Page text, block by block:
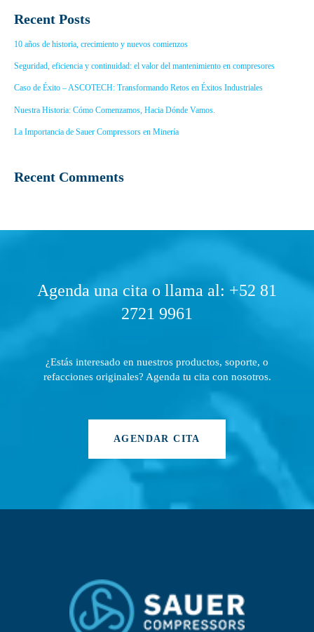
Recent Posts
10 años de historia, crecimiento y nuevos comienzos
Seguridad, eficiencia y continuidad: el valor del mantenimiento en compresores
Caso de Éxito – ASCOTECH: Transformando Retos en Éxitos Industriales
Nuestra Historia: Cómo Comenzamos, Hacia Dónde Vamos.
La Importancia de Sauer Compressors en Minería
Recent Comments
Agenda una cita o llama al: +52 81
2721 9961
¿Estás interesado en nuestros productos, soporte, o
refacciones originales? Agenda tu cita con nosotros.
AGENDAR CITA